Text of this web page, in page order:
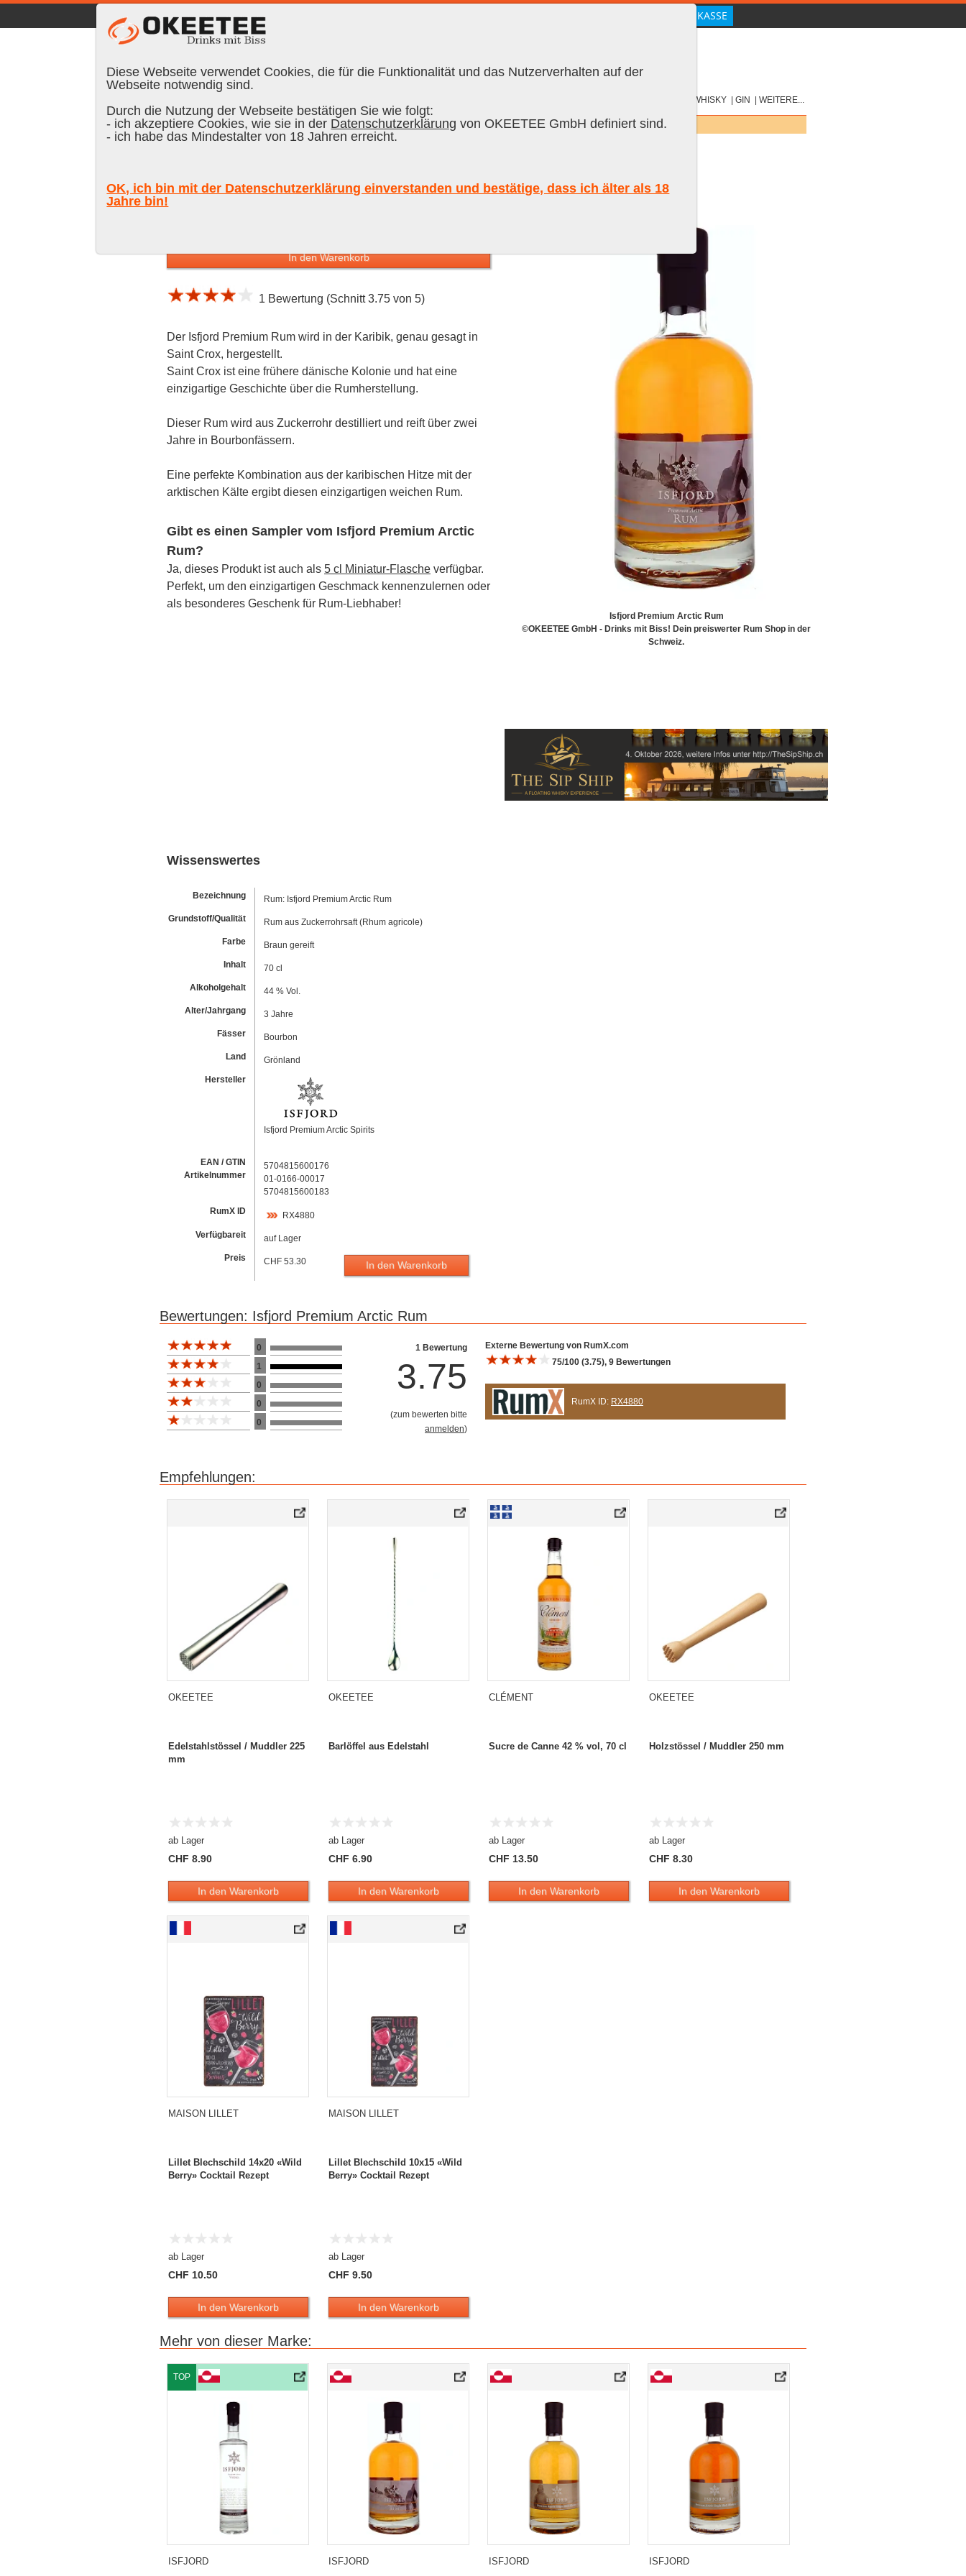
☰ |DE FR EN|Anmelden
WHISKY GIN WEITERE...
Suchen:
In den Warenkorb
1 Bewertung (Schnitt 3.75 von 5)
Der Isfjord Premium Rum wird in der Karibik, genau gesagt in
Saint Crox, hergestellt.
Saint Crox ist eine frühere dänische Kolonie und hat eine
einzigartige Geschichte über die Rumherstellung.
Dieser Rum wird aus Zuckerrohr destilliert und reift über zwei
Jahre in Bourbonfässern.
Eine perfekte Kombination aus der karibischen Hitze mit der
arktischen Kälte ergibt diesen einzigartigen weichen Rum.
Gibt es einen Sampler vom Isfjord Premium Arctic
Rum?
Ja, dieses Produkt ist auch als 5 cl Miniatur-Flasche verfügbar.
Perfekt, um den einzigartigen Geschmack kennenzulernen oder
als besonderes Geschenk für Rum-Liebhaber!
Isfjord Premium Arctic Rum
©OKEETEE GmbH - Drinks mit Biss! Dein preiswerter Rum Shop in der
Schweiz.
Wissenswertes
Bezeichnung
Rum: Isfjord Premium Arctic Rum
Grundstoff/Qualität
Rum aus Zuckerrohrsaft (Rhum agricole)
Farbe
Braun gereift
Inhalt
70 cl
Alkoholgehalt
44 % Vol.
Alter/Jahrgang
3 Jahre
Fässer
Bourbon
Land
Grönland
Hersteller
Isfjord Premium Arctic Spirits
EAN / GTIN
Artikelnummer
5704815600176
01-0166-00017
5704815600183
RumX ID
RX4880
Verfügbareit
auf Lager
Preis
CHF 53.30 In den Warenkorb
Bewertungen: Isfjord Premium Arctic Rum
Bewertung 10
0
1
0
0
0
1 Bewertung
3.75
(zum bewerten bitte
anmelden)
Bewertung 10
Externe Bewertung von RumX.com
75/100 (3.75), 9 Bewertungen
RumX ID: RX4880
Empfehlungen:
OKEETEE
Edelstahlstössel / Muddler 225
mm
ab Lager
CHF 8.90
In den Warenkorb
OKEETEE
Barlöffel aus Edelstahl
ab Lager
CHF 6.90
In den Warenkorb
CLÉMENT
Sucre de Canne 42 % vol, 70 cl
ab Lager
CHF 13.50
In den Warenkorb
OKEETEE
Holzstössel / Muddler 250 mm
ab Lager
CHF 8.30
In den Warenkorb
MAISON LILLET
Lillet Blechschild 14x20 «Wild
Berry» Cocktail Rezept
ab Lager
CHF 10.50
In den Warenkorb
MAISON LILLET
Lillet Blechschild 10x15 «Wild
Berry» Cocktail Rezept
ab Lager
CHF 9.50
In den Warenkorb
Mehr von dieser Marke:
TOP
ISFJORD ISFJORD ISFJORD ISFJORD
Diese Webseite verwendet Cookies, die für die Funktionalität und das Nutzerverhalten auf der
Webseite notwendig sind.
Durch die Nutzung der Webseite bestätigen Sie wie folgt:
- ich akzeptiere Cookies, wie sie in der Datenschutzerklärung von OKEETEE GmbH definiert sind.
- ich habe das Mindestalter von 18 Jahren erreicht.
OK, ich bin mit der Datenschutzerklärung einverstanden und bestätige, dass ich älter als 18
Jahre bin!